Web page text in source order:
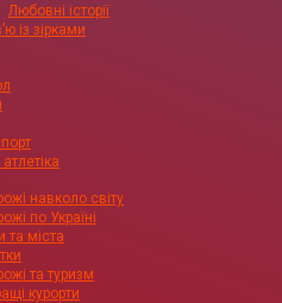
Любовні історії
із зірками
навколо світу
по Україні
та міста
та туризм
курорти